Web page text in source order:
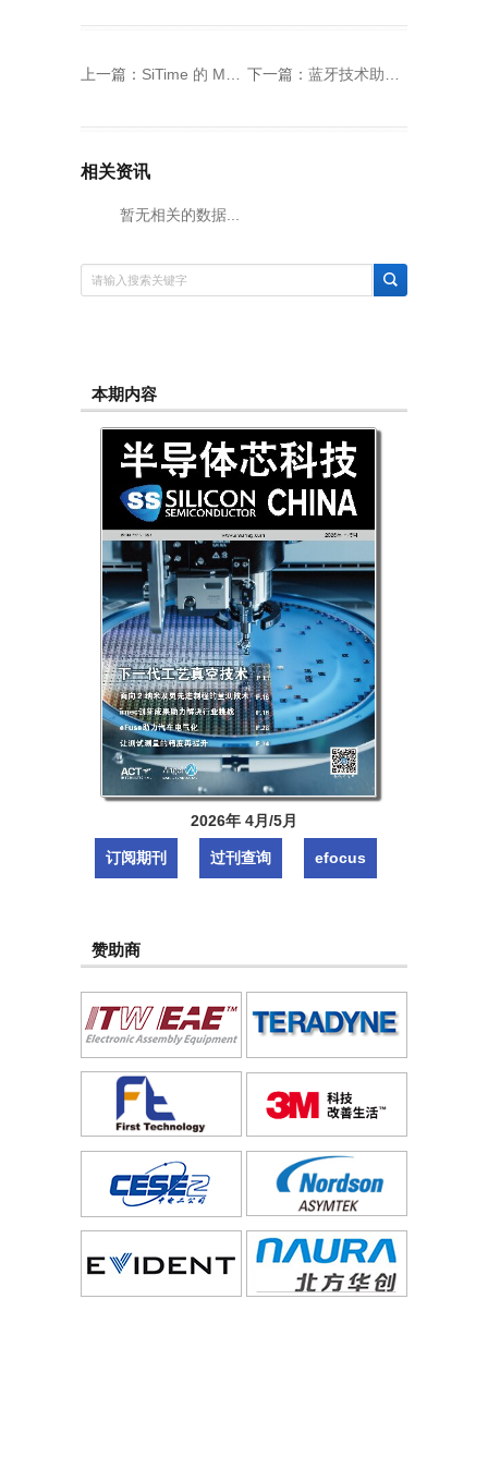
上一篇： SiTime 的 MEMS 时序解决方案最多将无线充电速度提高 25% 下一篇： 蓝牙技术助力改善医疗运营和患者护理
相关资讯
暂无相关的数据...
本期内容
2026年 4月/5月
订阅期刊 过刊查询 efocus
赞助商